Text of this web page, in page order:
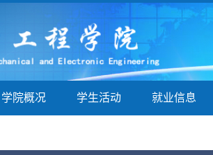
学院概况 学生活动 就业信息